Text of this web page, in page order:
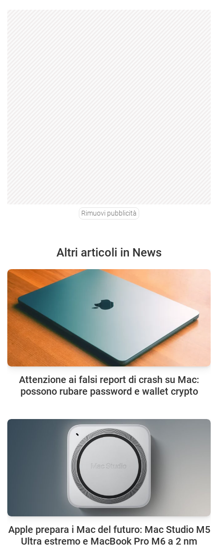
Rimuovi pubblicità
Altri articoli in News
Attenzione ai falsi report di crash su Mac:
possono rubare password e wallet crypto
Apple prepara i Mac del futuro: Mac Studio M5
Ultra estremo e MacBook Pro M6 a 2 nm